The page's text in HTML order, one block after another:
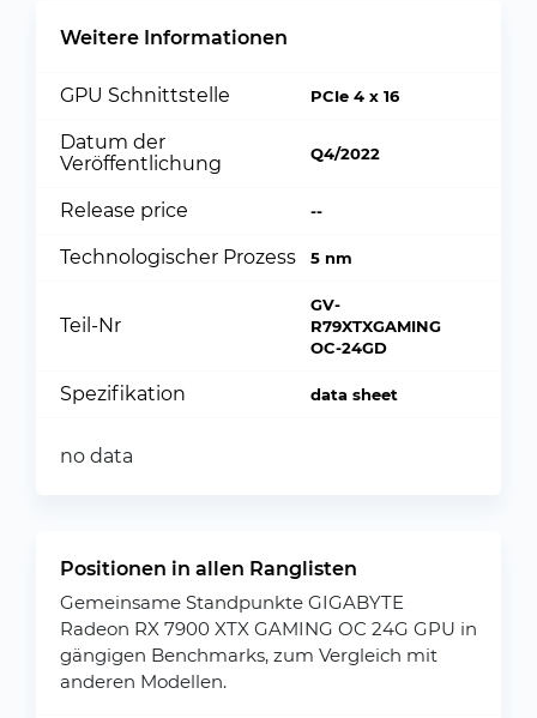
Weitere Informationen
GPU Schnittstelle PCIe 4 x 16
Datum der
Veröffentlichung
Q4/2022
Release price --
Technologischer Prozess 5 nm
Teil-Nr
GV-
R79XTXGAMING
OC-24GD
Spezifikation data sheet
no data
Positionen in allen Ranglisten
Gemeinsame Standpunkte GIGABYTE
Radeon RX 7900 XTX GAMING OC 24G GPU in
gängigen Benchmarks, zum Vergleich mit
anderen Modellen.